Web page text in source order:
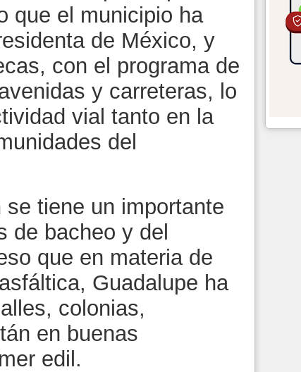
que el municipio ha
de México, y
con el programa de
y carreteras, lo
vial tanto en la
del
tiene un importante
de bacheo y del
que en materia de
Guadalupe ha
colonias,
en buenas
edil.